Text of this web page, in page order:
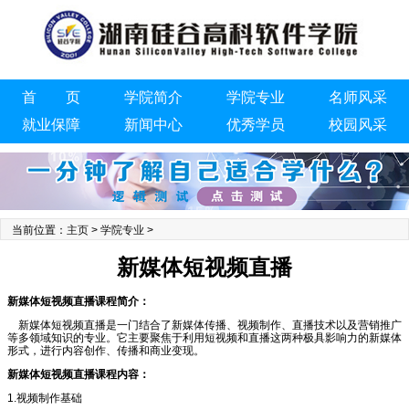
首 页 学院简介 学院专业
名师风采
就业保障
新闻中心 优秀学员
校园风采
联系我们
当前位置： 主页 > 学院专业 >
新媒体短视频直播
新媒体短视频直播课程简介：
新媒体短视频直播是一门结合了新媒体传播、视频制作、直播技术以及营销推广
等多领域知识的专业。它主要聚焦于利用短视频和直播这两种极具影响力的新媒体
形式，进行内容创作、传播和商业变现。
新媒体短视频直播课程内容：
1.视频制作基础